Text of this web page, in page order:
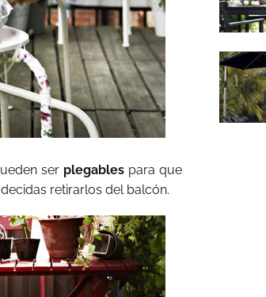
ser plegables para que
retirarlos del balcón.